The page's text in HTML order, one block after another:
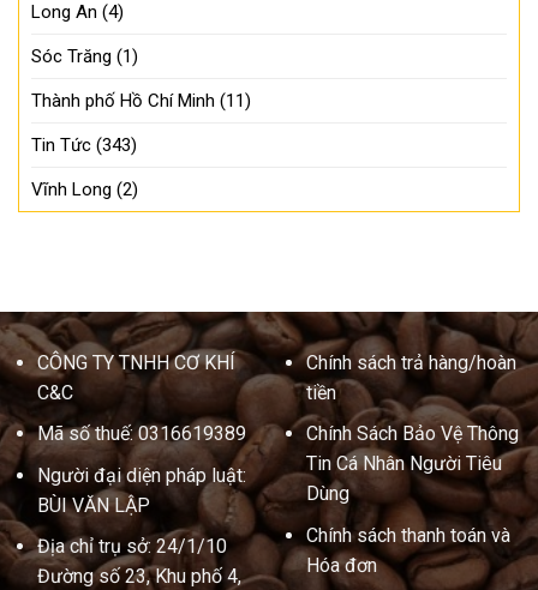
Long An (4)
Sóc Trăng (1)
Thành phố Hồ Chí Minh (11)
Tin Tức (343)
Vĩnh Long (2)
CÔNG TY TNHH CƠ KHÍ
C&C
Mã số thuế: 0316619389
Người đại diện pháp luật:
BÙI VĂN LẬP
Địa chỉ trụ sở: 24/1/10
Đường số 23, Khu phố 4,
Chính sách trả hàng/hoàn
tiền
Chính Sách Bảo Vệ Thông
Tin Cá Nhân Người Tiêu
Dùng
Chính sách thanh toán và
Hóa đơn